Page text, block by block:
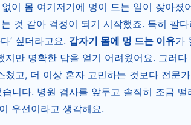
이 몸 여기저기에 멍이 드는 일이 잦아졌
것 같아 걱정이 되기 시작했죠. 특히 팔
’ 싶더라고요. 갑자기 몸에 멍 드는 이유가
지만 명확한 답을 얻기 어려웠어요. 그러다
쳤고, 더 이상 혼자 고민하는 것보다 전문
니다. 병원 검사를 앞두고 솔직히 조금
우선이라고 생각해요.